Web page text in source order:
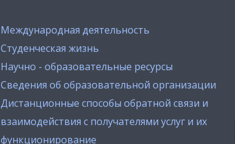
Международная деятельность
Студенческая жизнь
Научно - образовательные ресурсы
Сведения об образовательной организации
Дистанционные способы обратной связи и
взаимодействия с получателями услуг и их
функционирование